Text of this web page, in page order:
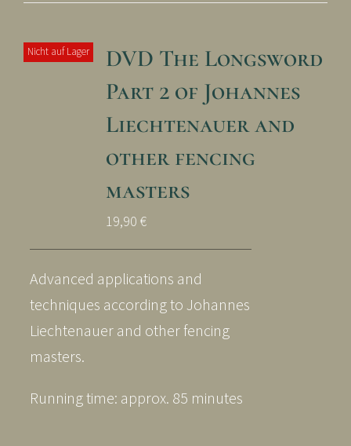
Nicht auf Lager
DVD The Longsword
Part 2 of Johannes
Liechtenauer and
other fencing
masters
19,90 €
Advanced applications and
techniques according to Johannes
Liechtenauer and other fencing
masters.
Running time: approx. 85 minutes